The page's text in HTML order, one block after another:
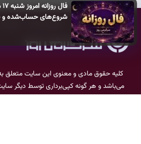
شروع‌های حساب‌شده و
فال سرنوشت
دیدن ارزش مسیرهای آرام
وقتی همه راه‌ها بسته شد، این دعای گشایش را
آسان شدن فوری کارهای سخت
فال فرشتگان
نگه‌داشتن چیزهای ارزشمند
تماس با ما درباره
کلیه حقوق مادی و معنوی این سایت متعلق
می‌باشد و هر گونه کپی‌برداری توسط دیگر